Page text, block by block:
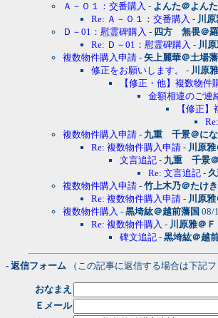
Ａ－０１：交番購入 - よんた＠よん
Re: Ａ－０１：交番購入 - 川原
Ｄ－01：慰霊碑購入 - 四方 無畏＠
Re: Ｄ－01：慰霊碑購入 - 川
複数物件購入申請 - 矢上麗華＠土場
修正をお願いします。
- 川原
【修正・他】複数物件
金額相違のご連
【修正
複数物件購入申請 - 九重 千景＠にな
Re: 複数物件購入申請 - 川原雅
文言追記 - 九重 千景
Re: 文言追記 -
複数物件購入申請 - 竹上木乃＠たけ
Re: 複数物件購入申請 - 川原雅
複数物件購入 - 黒埼紘＠越前藩国 08/
Re: 複数物件購入 - 川原雅＠Ｆ
碑文追記 - 黒埼紘＠越
- 返信フォーム （この記事に返信する場合は下記
おなまえ
Ｅメール